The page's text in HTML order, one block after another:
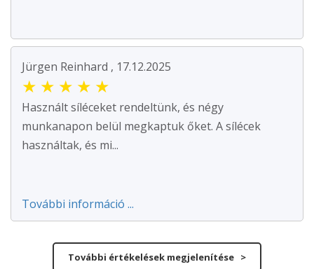
Jürgen Reinhard , 17.12.2025
★ ★ ★ ★ ★
Használt síléceket rendeltünk, és négy
munkanapon belül megkaptuk őket. A sílécek
használtak, és mi...
További információ ...
További értékelések megjelenítése >